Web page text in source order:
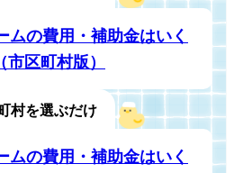
ムの費用・補助金はいく
市区町村版）
村を選ぶだけ
ムの費用・補助金はいく